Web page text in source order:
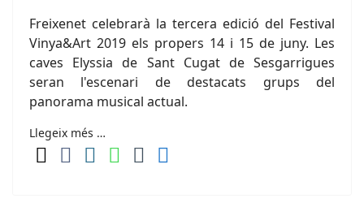
Freixenet celebrarà la tercera edició del Festival
Vinya&Art 2019 els propers 14 i 15 de juny. Les
caves Elyssia de Sant Cugat de Sesgarrigues
seran l'escenari de destacats grups del
panorama musical actual.
Llegeix més …